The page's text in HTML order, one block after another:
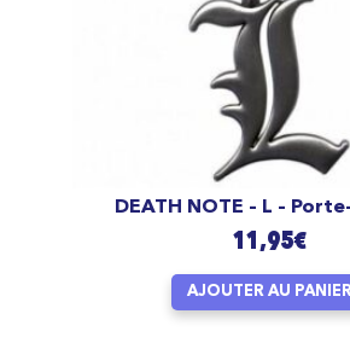
DEATH NOTE – L –
11,95€
AJOUTER AU